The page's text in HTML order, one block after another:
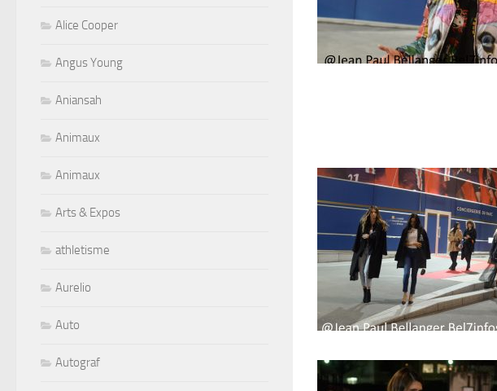
Alice Cooper
Angus Young
Aniansah
Animaux
Animaux
Arts & Expos
athletisme
Aurelio
Auto
Autograf